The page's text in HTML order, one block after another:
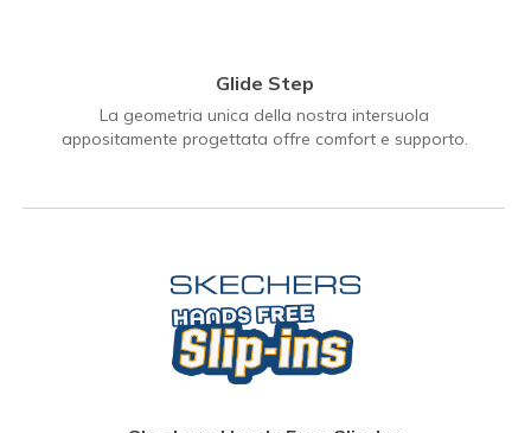
Glide Step
La geometria unica della nostra intersuola
appositamente progettata offre comfort e supporto.